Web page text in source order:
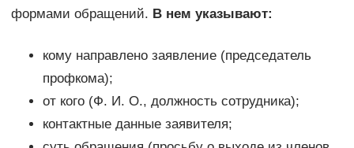
формами обращений. В нем указывают:
кому направлено заявление (председатель
профкома);
от кого (Ф. И. О., должность сотрудника);
контактные данные заявителя;